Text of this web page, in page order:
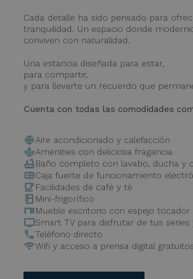
Cada detalle ha sido pensado para
tranquilidad. Un espacio donde
conviven con naturalidad.
Una estancia diseñada para estar,
para compartir,
y para llevarte un recuerdo que
Cuenta con todas las comodidades
Aire acondicionado y calefacción
Amenities con deliciosa fragancia
Baño completo con lavabo, ducha y
Caja fuerte de funcionamiento
Facilidades de café y té
Mini-frigorífico
Mueble escritorio con espejo tocador
Smart TV para disfrutar de tus series
Teléfono directo
Wifi y acceso a prensa digital